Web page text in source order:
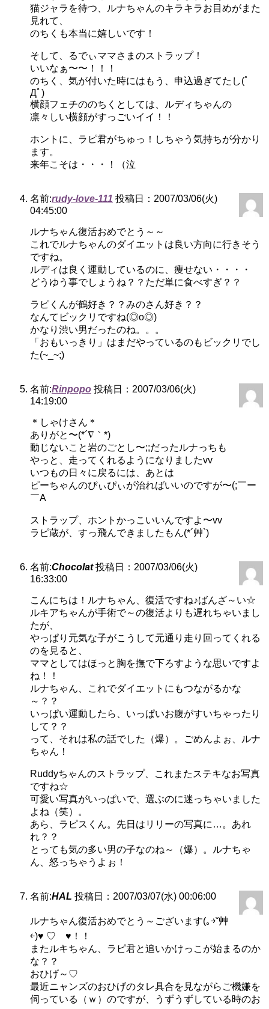
猫ジャラを待つ、ルナちゃんのキラキラお目めがまた
見れて、
のちくも本当に嬉しいです！
そして、るでぃママさまのストラップ！
いいなぁ〜〜！！！
のちく、気が付いた時にはもう、申込過ぎてたし(ﾟ
Дﾟ)
横顔フェチののちくとしては、ルディちゃんの
凛々しい横顔がすっごいイイ！！
ホントに、ラピ君がちゅっ！しちゃう気持ちが分かり
ます。
来年こそは・・・！（泣
名前:rudy-love-111 投稿日：2007/03/06(火)
04:45:00
ルナちゃん復活おめでとう～～
これでルナちゃんのダイエットは良い方向に行きそう
ですね。
ルディは良く運動しているのに、痩せない・・・・
どうゆう事でしょうね？？ただ単に食べすぎ？？
ラピくんが鶴好き？？みのさん好き？？
なんてビックリですね(◎o◎)
かなり渋い男だったのね。。。
「おもいっきり」はまだやっているのもビックリでし
た(~_~;)
名前:Rinpopo 投稿日：2007/03/06(火)
14:19:00
＊しゃけさん＊
ありがと〜(*´∇｀*)
動じないこと岩のごとし〜;;だったルナっちも
やっと、走ってくれるようになりましたvv
いつもの日々に戻るには、あとは
ピーちゃんのぴぃぴぃが治ればいいのですが〜(;￣ー
￣A
ストラップ、ホントかっこいいんですよ〜vv
ラピ蔵が、すっ飛んできましたもん(*´艸`)
名前:Chocolat 投稿日：2007/03/06(火)
16:33:00
こんにちは！ルナちゃん、復活ですね♪ばんざ～い☆
ルキアちゃんが手術で～の復活よりも遅れちゃいまし
たが、
やっぱり元気な子がこうして元通り走り回ってくれる
のを見ると、
ママとしてはほっと胸を撫で下ろすような思いですよ
ね！！
ルナちゃん、これでダイエットにもつながるかな
～？？
いっぱい運動したら、いっぱいお腹がすいちゃったり
して？？
って、それは私の話でした（爆）。ごめんよぉ、ルナ
ちゃん！
Ruddyちゃんのストラップ、これまたステキなお写真
ですね☆
可愛い写真がいっぱいで、選ぶのに迷っちゃいました
よね（笑）。
あら、ラピスくん。先日はリリーの写真に…。あれ
れ？？
とっても気の多い男の子なのね～（爆）。ルナちゃ
ん、怒っちゃうよぉ！
名前:HAL 投稿日：2007/03/07(水) 00:06:00
ルナちゃん復活おめでとう～ございます(｡￫ˇ艸
￩)♥ ♡ ♥！！
またルキちゃん、ラピ君と追いかけっこが始まるのか
な？？
おひげ～♡
最近ニャンズのおひげのタレ具合を見ながらご機嫌を
伺っている（ｗ）のですが、うずうずしている時のお